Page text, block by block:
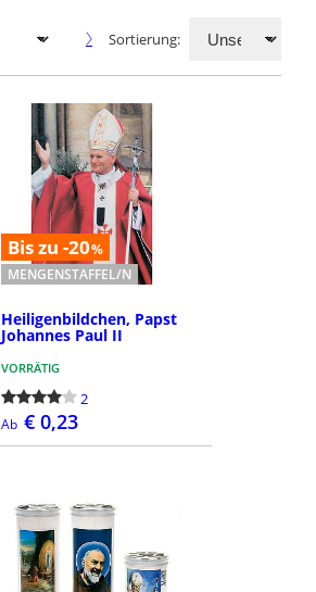
Sortierung:
Bis zu -20%
MENGENSTAFFEL/N
Heiligenbildchen, Papst
Johannes Paul II
VORRÄTIG
2
Ab € 0,23